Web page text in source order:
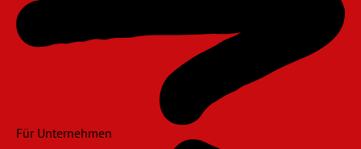
Für Unternehmen